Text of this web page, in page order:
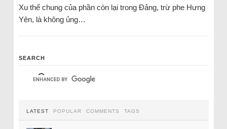
Xu thế chung của phần còn lại trong Đảng, trừ phe Hưng
Yên, là không ủng…
SEARCH
LATEST POPULAR COMMENTS TAGS